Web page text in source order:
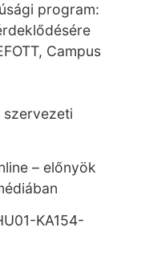
program:
Campus
– előnyök
KA154-